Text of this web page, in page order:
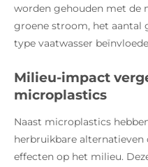
worden gehouden met de
groene stroom, het aantal
type vaatwasser
Milieu-impact
microplastics
Naast microplastics
herbruikbare
effecten op het milieu.